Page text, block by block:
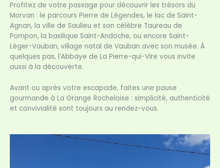
Profitez de votre passage pour découvrir les trésors du
Morvan : le parcours Pierre de Légendes, le lac de Saint-
Agnan, la ville de Saulieu et son célèbre Taureau de
Pompon, la basilique Saint-Andoche, ou encore Saint-
Léger-Vauban, village natal de Vauban avec son musée. À
quelques pas, l’Abbaye de La Pierre-qui-Vire vous invite
aussi à la découverte.
Avant ou après votre escapade, faites une pause
gourmande à La Grange Rocheloise : simplicité, authenticité
et convivialité sont toujours au rendez-vous.